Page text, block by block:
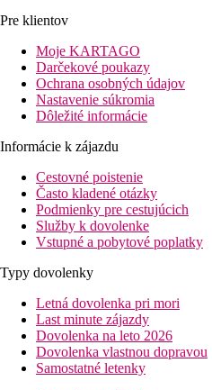
Pre klientov
Moje KARTAGO
Darčekové poukazy
Ochrana osobných údajov
Nastavenie súkromia
Dôležité informácie
Informácie k zájazdu
Cestovné poistenie
Často kladené otázky
Podmienky pre cestujúcich
Služby k dovolenke
Vstupné a pobytové poplatky
Typy dovolenky
Letná dovolenka pri mori
Last minute zájazdy
Dovolenka na leto 2026
Dovolenka vlastnou dopravou
Samostatné letenky